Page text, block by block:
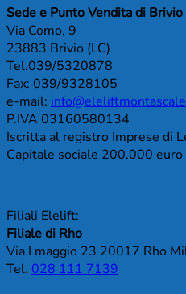
Sede e Punto Vendita di Brivio
Via Como, 9
23883 Brivio (LC)
Tel.039/5320878
Fax: 039/9328105
e-mail:
P.IVA 03160580134
Iscritta al registro Imprese di
Capitale sociale 200.000 euro
Filiali Elelift:
Filiale di Rho
Via I maggio 23 20017 Rho
Tel. 028 111 7139